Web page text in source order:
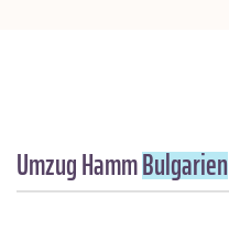
Umzug HammBulgarien